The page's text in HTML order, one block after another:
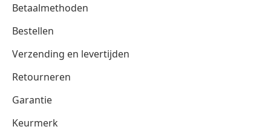
Betaalmethoden
Bestellen
Verzending en levertijden
Retourneren
Garantie
Keurmerk